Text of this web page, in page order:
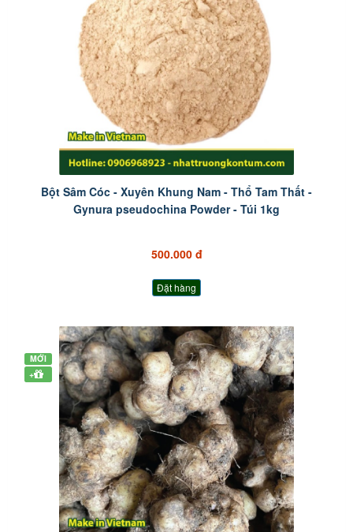
Bột Sâm Cóc - Xuyên Khung Nam - Thổ Tam Thất -
Gynura pseudochina Powder - Túi 1kg
500.000 đ
Đặt hàng
MỚI
+